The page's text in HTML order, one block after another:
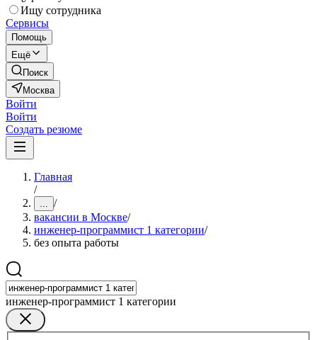
Ищу сотрудника
Сервисы
Помощь
Ещё
Поиск
Москва
Войти
Войти
Создать резюме
Главная
/
... /
вакансии в Москве/
инженер-программист 1 категории/
без опыта работы
инженер-программист 1 категории